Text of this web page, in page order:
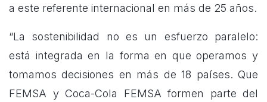
a este referente internacional en más de 25 años.
“La sostenibilidad no es un esfuerzo paralelo:
está integrada en la forma en que operamos y
tomamos decisiones en más de 18 países. Que
FEMSA y Coca-Cola FEMSA formen parte del